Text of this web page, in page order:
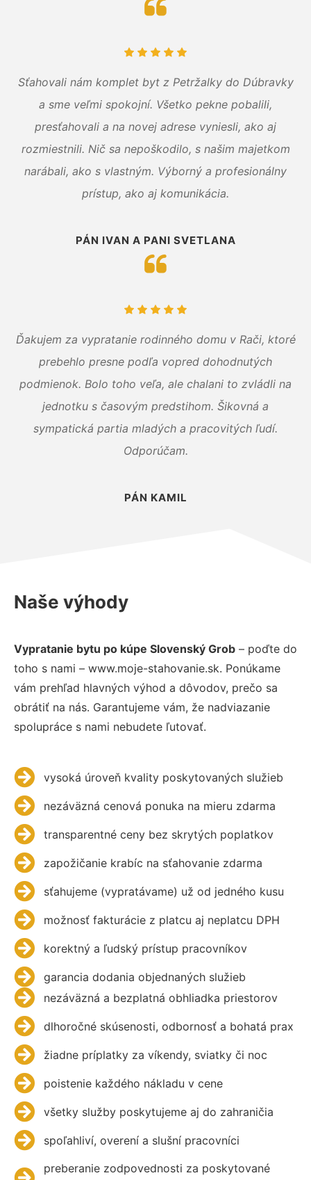
Sťahovali nám komplet byt z Petržalky do Dúbravky
a sme veľmi spokojní. Všetko pekne pobalili,
presťahovali a na novej adrese vyniesli, ako aj
rozmiestnili. Nič sa nepoškodilo, s našim majetkom
narábali, ako s vlastným. Výborný a profesionálny
prístup, ako aj komunikácia.
PÁN IVAN A PANI SVETLANA
Ďakujem za vypratanie rodinného domu v Rači, ktoré
prebehlo presne podľa vopred dohodnutých
podmienok. Bolo toho veľa, ale chalani to zvládli na
jednotku s časovým predstihom. Šikovná a
sympatická partia mladých a pracovitých ľudí.
Odporúčam.
PÁN KAMIL
Naše výhody
Vypratanie bytu po kúpe Slovenský Grob – poďte do
toho s nami – www.moje-stahovanie.sk. Ponúkame
vám prehľad hlavných výhod a dôvodov, prečo sa
obrátiť na nás. Garantujeme vám, že nadviazanie
spolupráce s nami nebudete ľutovať.
vysoká úroveň kvality poskytovaných služieb
nezáväzná cenová ponuka na mieru zdarma
transparentné ceny bez skrytých poplatkov
zapožičanie krabíc na sťahovanie zdarma
sťahujeme (vypratávame) už od jedného kusu
možnosť fakturácie z platcu aj neplatcu DPH
korektný a ľudský prístup pracovníkov
garancia dodania objednaných služieb
nezáväzná a bezplatná obhliadka priestorov
dlhoročné skúsenosti, odbornosť a bohatá prax
žiadne príplatky za víkendy, sviatky či noc
poistenie každého nákladu v cene
všetky služby poskytujeme aj do zahraničia
spoľahliví, overení a slušní pracovníci
preberanie zodpovednosti za poskytované